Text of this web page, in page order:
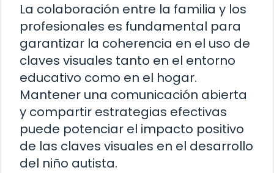
La colaboración entre la familia y los
profesionales es fundamental para
garantizar la coherencia en el uso de
claves visuales tanto en el entorno
educativo como en el hogar.
Mantener una comunicación abierta
y compartir estrategias efectivas
puede potenciar el impacto positivo
de las claves visuales en el desarrollo
del niño autista.